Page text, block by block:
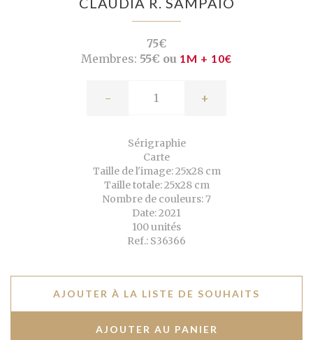
75€
Membres: 55€ ou 1M + 10€
- +
Sérigraphie
Carte
Taille de l'image: 25x28 cm
Taille totale: 25x28 cm
Nombre de couleurs: 7
Date: 2021
100 unités
Ref.: S36366
AJOUTER À LA LISTE DE SOUHAITS